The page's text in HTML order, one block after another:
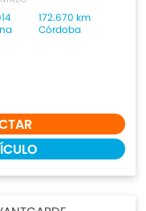
172.670 km
Córdoba